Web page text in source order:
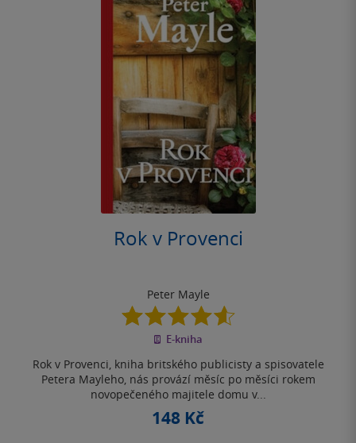
Rok v Provenci
Peter Mayle
4.6
z
5
E-kniha
Rok v Provenci, kniha britského publicisty a spisovatele
Petera Mayleho, nás provází měsíc po měsíci rokem
novopečeného majitele domu v...
148 Kč